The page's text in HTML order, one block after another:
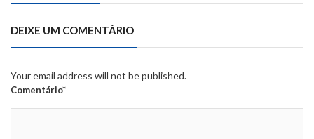
DEIXE UM COMENTÁRIO
Your email address will not be published.
Comentário*